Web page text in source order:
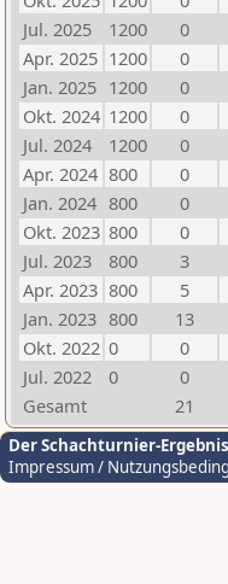
Jul. 2025
1200 0
Apr. 2025 1200 0
Jan. 2025 1200 0
Okt. 2024 1200 0
Jul. 2024
1200 0
Apr. 2024 800 0
Jan. 2024 800 0
Okt. 2023 800 0
Jul. 2023
800 3
Apr. 2023 800 5
Jan. 2023 800 13
Okt. 2022 0 0
Jul. 2022
0 0
Gesamt
21
Der Schachturnier-
Impressum /